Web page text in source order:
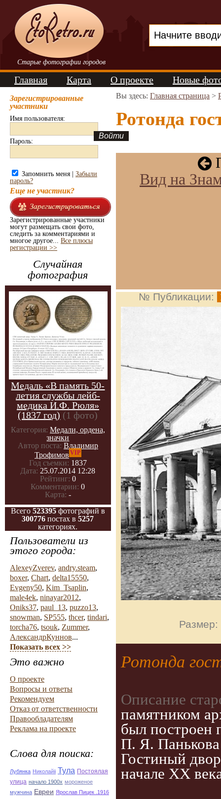
Старые фотографии городов
Главная Карта О проекте Новые
Зарегистрированные
участники
Имя пользователя:
Пароль:
Запомнить меня | Забыли
пароль?
Еще не участник?
Зарегистрированные участники
могут размещать свои фото,
следить за комментариями и
многое другое... Все плюсы
регистрации >>
Случайная
фотография
Медаль «В память 50-
летия службы лейб-
медика И.Ф. Рюля»
(1837 год) (1 фото)
Категория: Медали, ордена,
значки
Автор поста: Владимир
Трофимов VIP
Год съемки: 1837
Дата: 25.07.2014 12:28
Рейтинг: 0
Комментарии: 0
Карта: -
Всего 523395 фотографий в
300776 постах в5257
категориях.
Пользователи из
этого города:
AlexeyZverev, andry.steam,
boxer, Chart, delta15550,
Evgeny50, Kim_Tsaplin,
male4ek, ninayar2012,
Oniks37, paul_13, puzzo13,
snowman, SP555, thcer, tindari,
torcha76, tsouk, Zummer,
АлександрКуннов...
Показать всех >>
Это важно
О проекте
Вопросы и ответы
Рекомендуем
Отказ от ответственности
Правообладателям
Реклама на проекте
Слова для поиска:
Лубянка Николайii Тула Постоялая
улица начало 1900х мороженое
мужчина Евреи Ярослав Пицек .1916
Вы здесь: Главная страница >
Ротонда
Вид на
№ Публикации:
Ротонда
Описание
памятником
был построен
П. Я.
Гостиный
начале ХХ